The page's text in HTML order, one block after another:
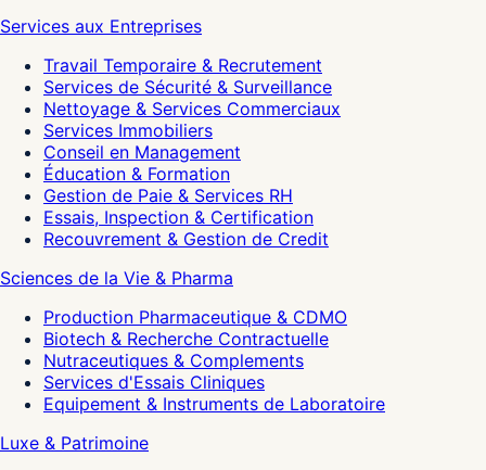
Services aux Entreprises
Travail Temporaire & Recrutement
Services de Sécurité & Surveillance
Nettoyage & Services Commerciaux
Services Immobiliers
Conseil en Management
Éducation & Formation
Gestion de Paie & Services RH
Essais, Inspection & Certification
Recouvrement & Gestion de Credit
Sciences de la Vie & Pharma
Production Pharmaceutique & CDMO
Biotech & Recherche Contractuelle
Nutraceutiques & Complements
Services d'Essais Cliniques
Equipement & Instruments de Laboratoire
Luxe & Patrimoine